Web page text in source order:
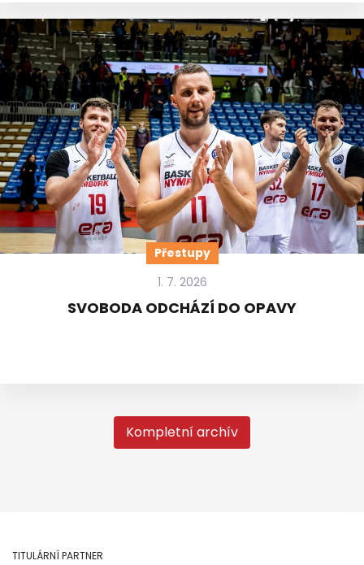
Přestupy
1. 7. 2026
SVOBODA ODCHÁZÍ DO OPAVY
Kompletní archív
TITULÁRNÍ PARTNER